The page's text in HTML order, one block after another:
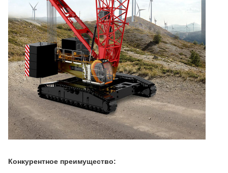
Конкурентное преимущество: